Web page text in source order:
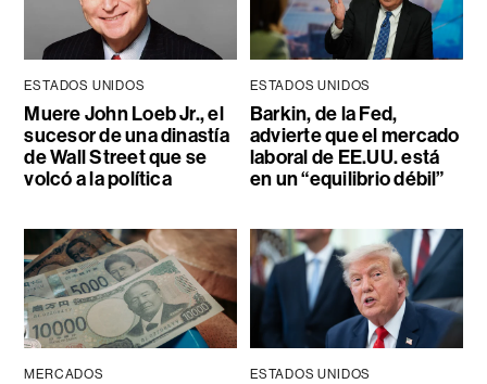
ESTADOS UNIDOS
Muere John Loeb Jr., el
sucesor de una dinastía
de Wall Street que se
volcó a la política
ESTADOS UNIDOS
Barkin, de la Fed,
advierte que el mercado
laboral de EE.UU. está
en un “equilibrio débil”
MERCADOS ESTADOS UNIDOS